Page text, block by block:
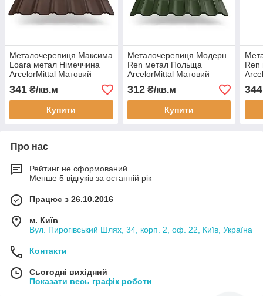
Металочерепиця Максима
Loara метал Німеччина
ArcelorMittal Матовий
поліестер 0,5 мм
341 ₴/кв.м
Купити
Металочерепиця Модерн
Ren метал Польща
ArcelorMittal Матовий
поліестер 0,5 мм
312₴/кв.м
Купити
Ren
344
Про нас
Рейтинг не сформований
Менше 5 відгуків за останній рік
Працює з 26.10.2016
м. Київ
Вул. Пирогівський Шлях, 34, корп. 2, оф. 22, Київ, Україна
Контакти
Сьогодні вихідний
Показати весь графік роботи